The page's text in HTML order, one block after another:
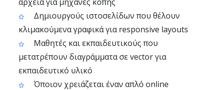
Δημιουργούς ιστοσελίδων που θέλουν
κλιμακούμενα γραφικά για responsive layouts
Μαθητές και εκπαιδευτικούς που
μετατρέπουν διαγράμματα σε vector για
εκπαιδευτικό υλικό
Όποιον χρειάζεται έναν απλό online